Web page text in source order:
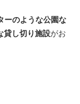
ーのような公園な
貸し切り施設がお